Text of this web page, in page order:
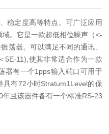
稳定度高等特点。可广泛应用
。它是一款超低相位噪声（<-
荡器。可以满足不同的通讯、
5E-11),使其非常适合作为一款
器有一个1pps输入端口可用于
具有72小时Stratum1Level的保
且该器件备有一个标准RS-23